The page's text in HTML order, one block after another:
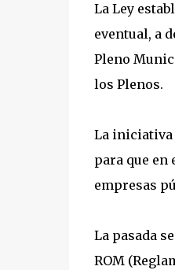
La Ley
eventual, a
Pleno
los Plenos.
La iniciativa
para que en
empresas
La pasada
ROM